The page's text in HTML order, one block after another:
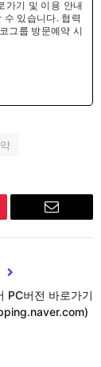
기 및 이용 안내
수 있습니다. 협력
그룹 방문예약 시
Email
PC버전 바로가기